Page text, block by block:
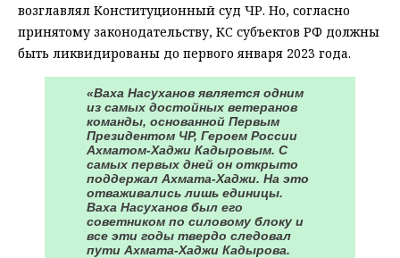
возглавлял Конституционный суд ЧР. Но, согласно
принятому законодательству, КС субъектов РФ должны
быть ликвидированы до первого января 2023 года.
«Ваха Насуханов является одним
из самых достойных ветеранов
команды, основанной Первым
Президентом ЧР, Героем России
Ахматом-Хаджи Кадыровым. С
самых первых дней он открыто
поддержал Ахмата-Хаджи. На это
отваживались лишь единицы.
Ваха Насуханов был его
советником по силовому блоку и
все эти годы твердо следовал
пути Ахмата-Хаджи Кадырова.